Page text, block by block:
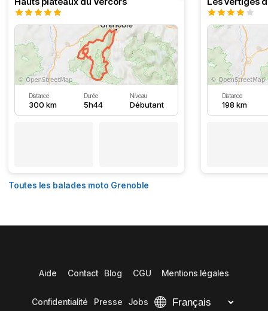
Distance
300 km
Durée
5h44
Niveau
Débutant
Distance
198 km
Toutes les balades moto Grenoble
Aide Contact Blog CGU Mentions légales
Confidentialité Presse Jobs